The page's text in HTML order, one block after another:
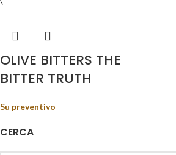
CERCA
OLIVE BITTERS THE
BITTER TRUTH
Su preventivo